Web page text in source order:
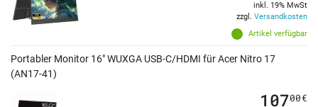
Artikel verfügbar
inkl. 19% MwSt
zzgl. Versandkosten
Portabler Monitor 16" WUXGA USB-C/HDMI für Acer Nitro 17
(AN17-41)
10700€